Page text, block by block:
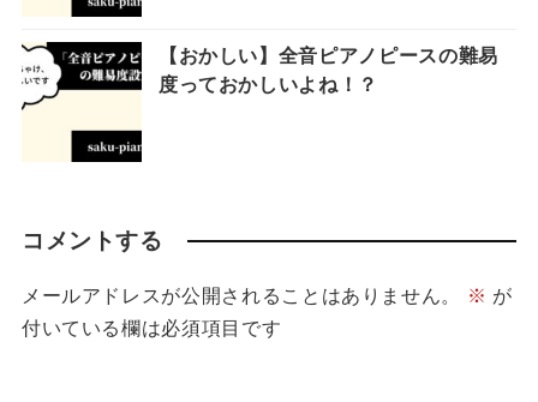
【おかしい】全音ピアノピースの難易
度っておかしいよね！？
コメントする
メールアドレスが公開されることはありません。 ※ が
付いている欄は必須項目です